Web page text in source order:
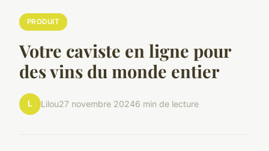
PRODUIT
Votre caviste en ligne pour
des vins du monde entier
L Lilou27 novembre 20246 min de lecture